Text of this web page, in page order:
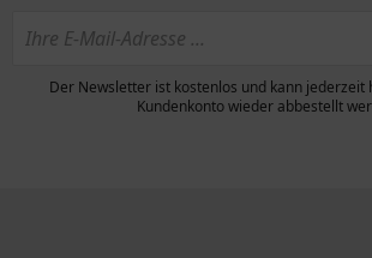
Der Newsletter ist kostenlos und kann jederzeit
Kundenkonto wieder abbestellt